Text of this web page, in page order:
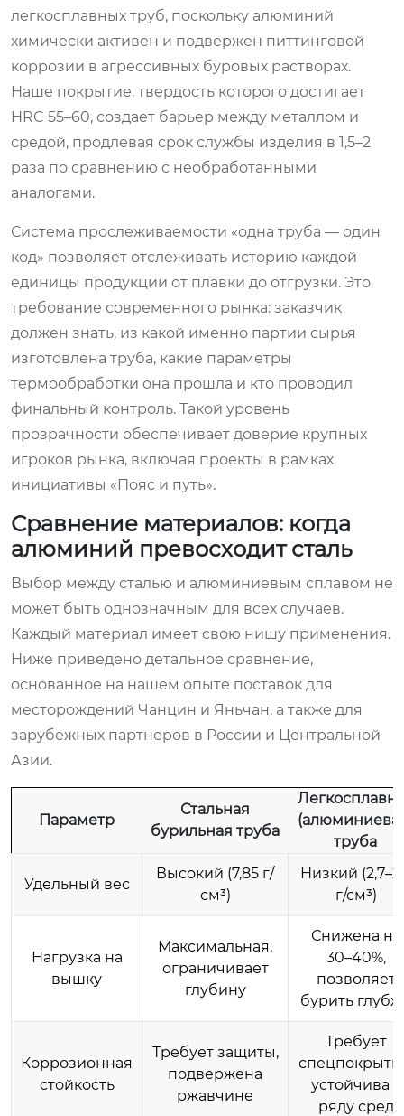
легкосплавных труб, поскольку алюминий
химически активен и подвержен питтинговой
коррозии в агрессивных буровых растворах.
Наше покрытие, твердость которого достигает
HRC 55–60, создает барьер между металлом и
средой, продлевая срок службы изделия в 1,5–2
раза по сравнению с необработанными
аналогами.
Система прослеживаемости «одна труба — один
код» позволяет отслеживать историю каждой
единицы продукции от плавки до отгрузки. Это
требование современного рынка: заказчик
должен знать, из какой именно партии сырья
изготовлена труба, какие параметры
термообработки она прошла и кто проводил
финальный контроль. Такой уровень
прозрачности обеспечивает доверие крупных
игроков рынка, включая проекты в рамках
инициативы «Пояс и путь».
Сравнение материалов: когда
алюминий превосходит сталь
Выбор между сталью и алюминиевым сплавом не
может быть однозначным для всех случаев.
Каждый материал имеет свою нишу применения.
Ниже приведено детальное сравнение,
основанное на нашем опыте поставок для
месторождений Чанцин и Яньчан, а также для
зарубежных партнеров в России и Центральной
Азии.
Параметр
Стальная
бурильная труба
труба
Удельный вес
Высокий (7,85 г/
см³)
Низкий
г/см³)
Нагрузка на
вышку
Максимальная,
ограничивает
глубину
Снижена на
30–40%,
позволяет
бурить
Коррозионная
стойкость
Требует защиты,
подвержена
ржавчине
Требует
устойчива к
ряду сред